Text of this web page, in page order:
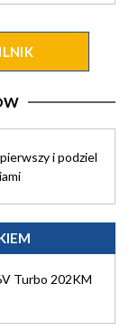
i podziel
Turbo 202KM